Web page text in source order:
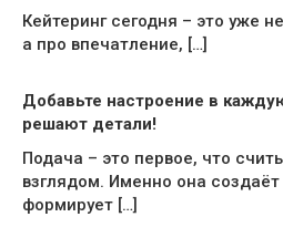
Кейтеринг сегодня – это уже
а про впечатление, […]
Добавьте настроение в
решают детали!
Подача – это первое, что
взглядом. Именно она
формирует […]